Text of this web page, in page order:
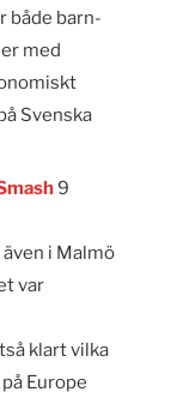
både barn-
med
Svenska
9
i Malmö
var
klart vilka
Europe